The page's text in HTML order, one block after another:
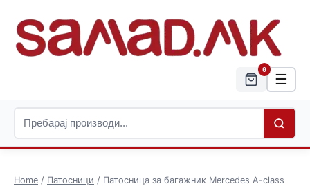
0
☰
Home / Патосници / Патосница за багажник Mercedes A-class